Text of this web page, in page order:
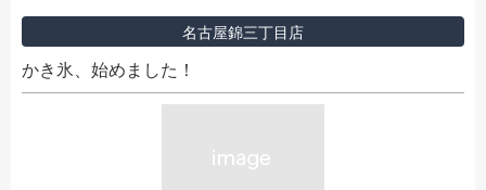
名古屋錦三丁目店
かき氷、始めました！